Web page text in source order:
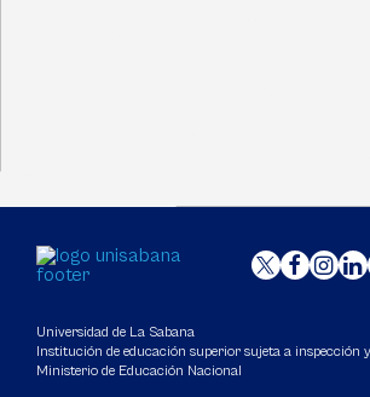
Universidad de La Sabana
Institución de educación superior sujeta a inspección
Ministerio de Educación Nacional